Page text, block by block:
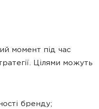
момент під час
Цілями можуть
бренду;